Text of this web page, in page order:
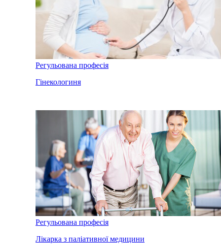
Регульована професія
Гінекологиня
Регульована професія
Лікарка з паліативної медицини